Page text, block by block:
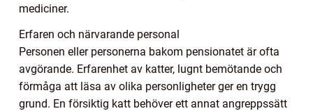
mediciner.
Erfaren och närvarande personal
Personen eller personerna bakom pensionatet är ofta
avgörande. Erfarenhet av katter, lugnt bemötande och
förmåga att läsa av olika personligheter ger en trygg
grund. En försiktig katt behöver ett annat angreppssätt